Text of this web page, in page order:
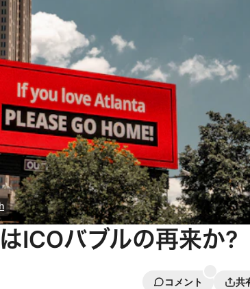
ICOバブルの再来か?
コメント
共